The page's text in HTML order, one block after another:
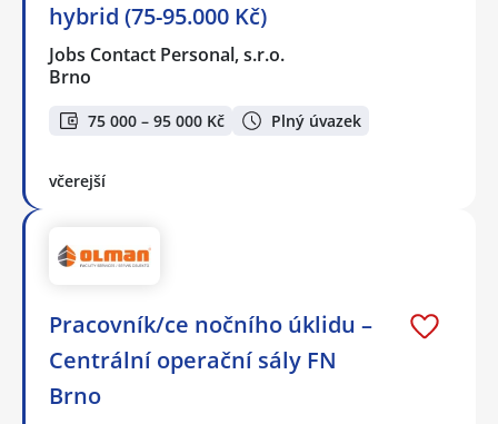
hybrid (75-95.000 Kč)
Jobs Contact Personal, s.r.o.
Brno
75 000 – 95 000 Kč Plný úvazek
včerejší
Pracovník/ce nočního úklidu –
Centrální operační sály FN
Brno